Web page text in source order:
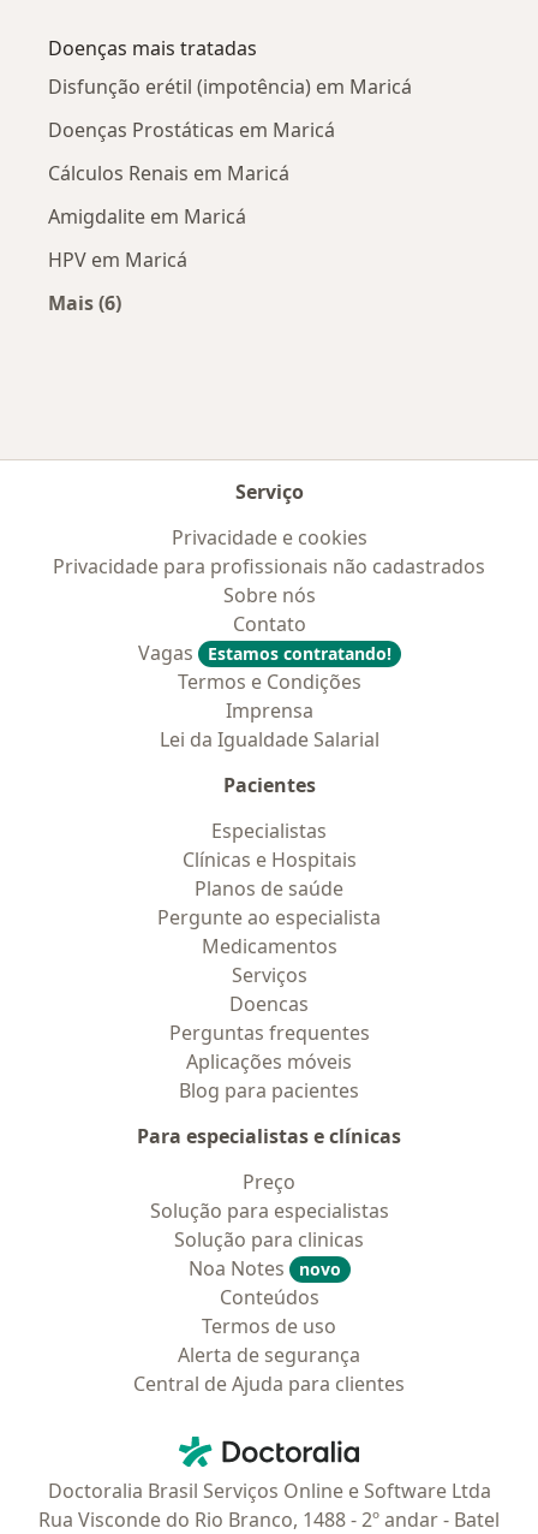
Doenças mais tratadas
Disfunção erétil (impotência) em Maricá
Doenças Prostáticas em Maricá
Cálculos Renais em Maricá
Amigdalite em Maricá
HPV em Maricá
Mais (6)
Serviço
Privacidade e cookies
Privacidade para profissionais não cadastrados
Sobre nós
Contato
Vagas
Estamos contratando!
Termos e Condições
Imprensa
Lei da Igualdade Salarial
Pacientes
Especialistas
Clínicas e Hospitais
Planos de saúde
Pergunte ao especialista
Medicamentos
Serviços
Doencas
Perguntas frequentes
Aplicações móveis
Blog para pacientes
Para especialistas e clínicas
Preço
Solução para especialistas
Solução para clinicas
Noa Notes
novo
Conteúdos
Termos de uso
Alerta de segurança
Central de Ajuda para clientes
Doctoralia - Homepage
Doctoralia Brasil Serviços Online e Software Ltda
Rua Visconde do Rio Branco, 1488 - 2º andar - Batel